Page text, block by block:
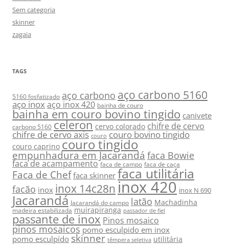
Sem categoria
skinner
zagaia
TAGS
5160 fosfatizado aço carbono aço carbono 5160
aço inoxaço inox 420 bainha de couro
bainha em couro bovino tingido canivete
carbono 5160 celeron cervo colorado chifre de cervo
chifre de cervo axis couro couro bovino tingido
couro caprino couro tingido
empunhadura em Jacarandá faca Bowie
faca de acampamento faca de campo faca de caça
Faca de Chef faca skinner faca utilitária
facão inox inox 14c28ninox 420 inox N 690
Jacarandá Jacarandá do campo latão Machadinha
madeira estabilizada muirapiranga passador de fiel
passante de inox Pinos mosaico
pinos mosaicos pomo esculpido em inox
pomo esculpído skinner têmpera seletiva utilitária